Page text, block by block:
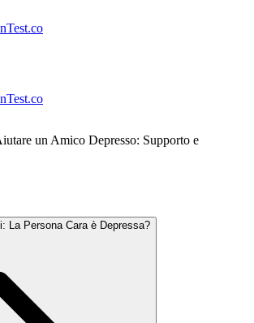
un Amico Depresso: Supporto e
La Persona Cara è Depressa?